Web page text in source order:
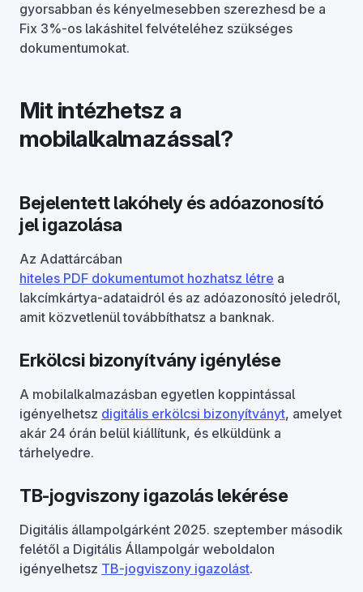
gyorsabban és kényelmesebben szerezhesd be a
Fix 3%-os lakáshitel felvételéhez szükséges
dokumentumokat.
Mit intézhetsz a
mobilalkalmazással?
Bejelentett lakóhely és adóazonosító
jel igazolása
Az Adattárcában
hiteles PDF dokumentumot hozhatsz létre a
lakcímkártya-adataidról és az adóazonosító jeledről,
amit közvetlenül továbbíthatsz a banknak.
Erkölcsi bizonyítvány igénylése
A mobilalkalmazásban egyetlen koppintással
igényelhetsz digitális erkölcsi bizonyítványt, amelyet
akár 24 órán belül kiállítunk, és elküldünk a
tárhelyedre.
TB-jogviszony igazolás lekérése
Digitális állampolgárként 2025. szeptember második
felétől a Digitális Állampolgár weboldalon
igényelhetsz TB-jogviszony igazolást.